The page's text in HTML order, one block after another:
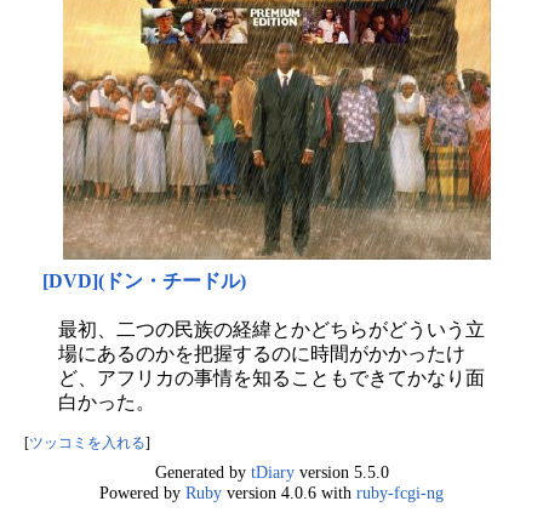
[DVD](ドン・チードル)
最初、二つの民族の経緯とかどちらがどういう立
場にあるのかを把握するのに時間がかかったけ
ど、アフリカの事情を知ることもできてかなり面
白かった。
[ツッコミを入れる]
Generated by tDiaryversion 5.5.0
Powered by Ruby version 4.0.6 with ruby-fcgi-ng